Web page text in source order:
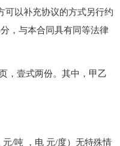
以补充协议的方式另行约
，与本合同具有同等法律
壹式两份。其中，甲乙
/吨 ，电 元/度）无特殊情